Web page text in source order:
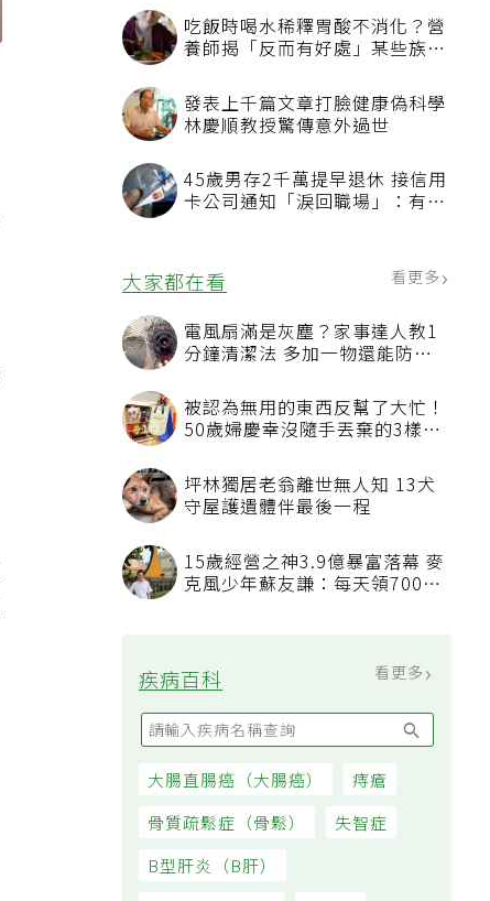
吃飯時喝水稀釋胃酸不消化？營
養師揭「反而有好處」某些族群
發表上千篇文章打臉健康偽科學
林慶順教授驚傳意外過世
45歲男存2千萬提早退休 接信用
卡公司通知「淚回職場」：有錢
大家都在看
電風扇滿是灰塵？家事達人教1
分鐘清潔法 多加一物還能防髒
被認為無用的東西反幫了大忙！
50歲婦慶幸沒隨手丟棄的3樣物
坪林獨居老翁離世無人知 13犬
守屋護遺體伴最後一程
15歲經營之神3.9億暴富落幕 麥
克風少年蘇友謙：每天領700元
疾病百科